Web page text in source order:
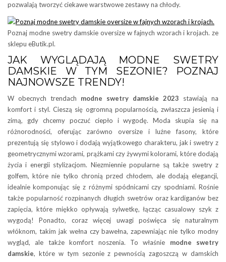
pozwalają tworzyć ciekawe warstwowe zestawy na chłody.
Poznaj modne swetry damskie oversize w fajnych wzorach i krojach. ze
sklepu eButik.pl.
JAK WYGLĄDAJĄ MODNE SWETRY
DAMSKIE W TYM SEZONIE? POZNAJ
NAJNOWSZE TRENDY!
W obecnych trendach modne swetry damskie 2023 stawiają na
komfort i styl. Cieszą się ogromną popularnością, zwłaszcza jesienią i
zimą, gdy chcemy poczuć ciepło i wygodę. Moda skupia się na
różnorodności, oferując zarówno oversize i luźne fasony, które
prezentują się stylowo i dodają wyjątkowego charakteru, jak i swetry z
geometrycznymi wzorami, prążkami czy żywymi kolorami, które dodają
życia i energii stylizacjom. Niezmiennie popularne są także swetry z
golfem, które nie tylko chronią przed chłodem, ale dodają elegancji,
idealnie komponując się z różnymi spódnicami czy spodniami. Rośnie
także popularność rozpinanych długich swetrów oraz kardiganów bez
zapięcia, które miękko opływają sylwetkę, łącząc casualowy szyk z
wygodą! Ponadto, coraz więcej uwagi poświęca się naturalnym
włóknom, takim jak wełna czy bawełna, zapewniając nie tylko modny
wygląd, ale także komfort noszenia. To właśnie modne swetry
damskie, które w tym sezonie z pewnością zagoszczą w damskich